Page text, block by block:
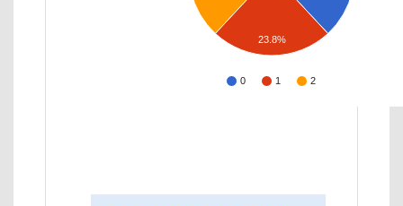
0 1 2
23.8%